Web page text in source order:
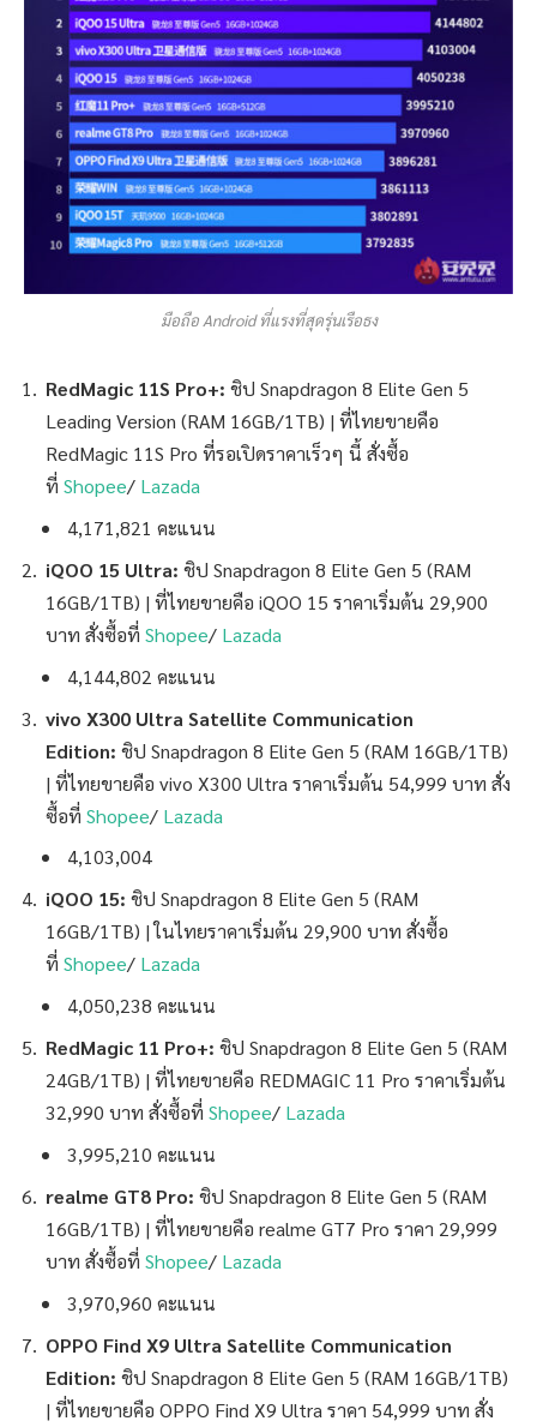
มือถือ Android ที่แรงที่สุดรุ่นเรือธง
RedMagic 11S Pro+: ชิป Snapdragon 8 Elite Gen 5
Leading Version (RAM 16GB/1TB) | ที่ไทยขายคือ
RedMagic 11S Pro ที่รอเปิดราคาเร็วๆ นี้ สั่งซื้อ
ที่ Shopee/ Lazada
4,171,821 คะแนน
iQOO 15 Ultra: ชิป Snapdragon 8 Elite Gen 5 (RAM
16GB/1TB) | ที่ไทยขายคือ iQOO 15 ราคาเริ่มต้น 29,900
บาท สั่งซื้อที่ Shopee/ Lazada
4,144,802 คะแนน
vivo X300 Ultra Satellite Communication
Edition: ชิป Snapdragon 8 Elite Gen 5 (RAM 16GB/1TB)
| ที่ไทยขายคือ vivo X300 Ultra ราคาเริ่มต้น 54,999 บาท สั่ง
ซื้อที่ Shopee/ Lazada
4,103,004
iQOO 15: ชิป Snapdragon 8 Elite Gen 5 (RAM
16GB/1TB) | ในไทยราคาเริ่มต้น 29,900 บาท สั่งซื้อ
ที่ Shopee/ Lazada
4,050,238 คะแนน
RedMagic 11 Pro+: ชิป Snapdragon 8 Elite Gen 5 (RAM
24GB/1TB) | ที่ไทยขายคือ REDMAGIC 11 Pro ราคาเริ่มต้น
32,990 บาท สั่งซื้อที่ Shopee/ Lazada
3,995,210 คะแนน
realme GT8 Pro: ชิป Snapdragon 8 Elite Gen 5 (RAM
16GB/1TB) | ที่ไทยขายคือ realme GT7 Pro ราคา 29,999
บาท สั่งซื้อที่ Shopee/ Lazada
3,970,960 คะแนน
OPPO Find X9 Ultra Satellite Communication
Edition: ชิป Snapdragon 8 Elite Gen 5 (RAM 16GB/1TB)
| ที่ไทยขายคือ OPPO Find X9 Ultra ราคา 54,999 บาท สั่ง